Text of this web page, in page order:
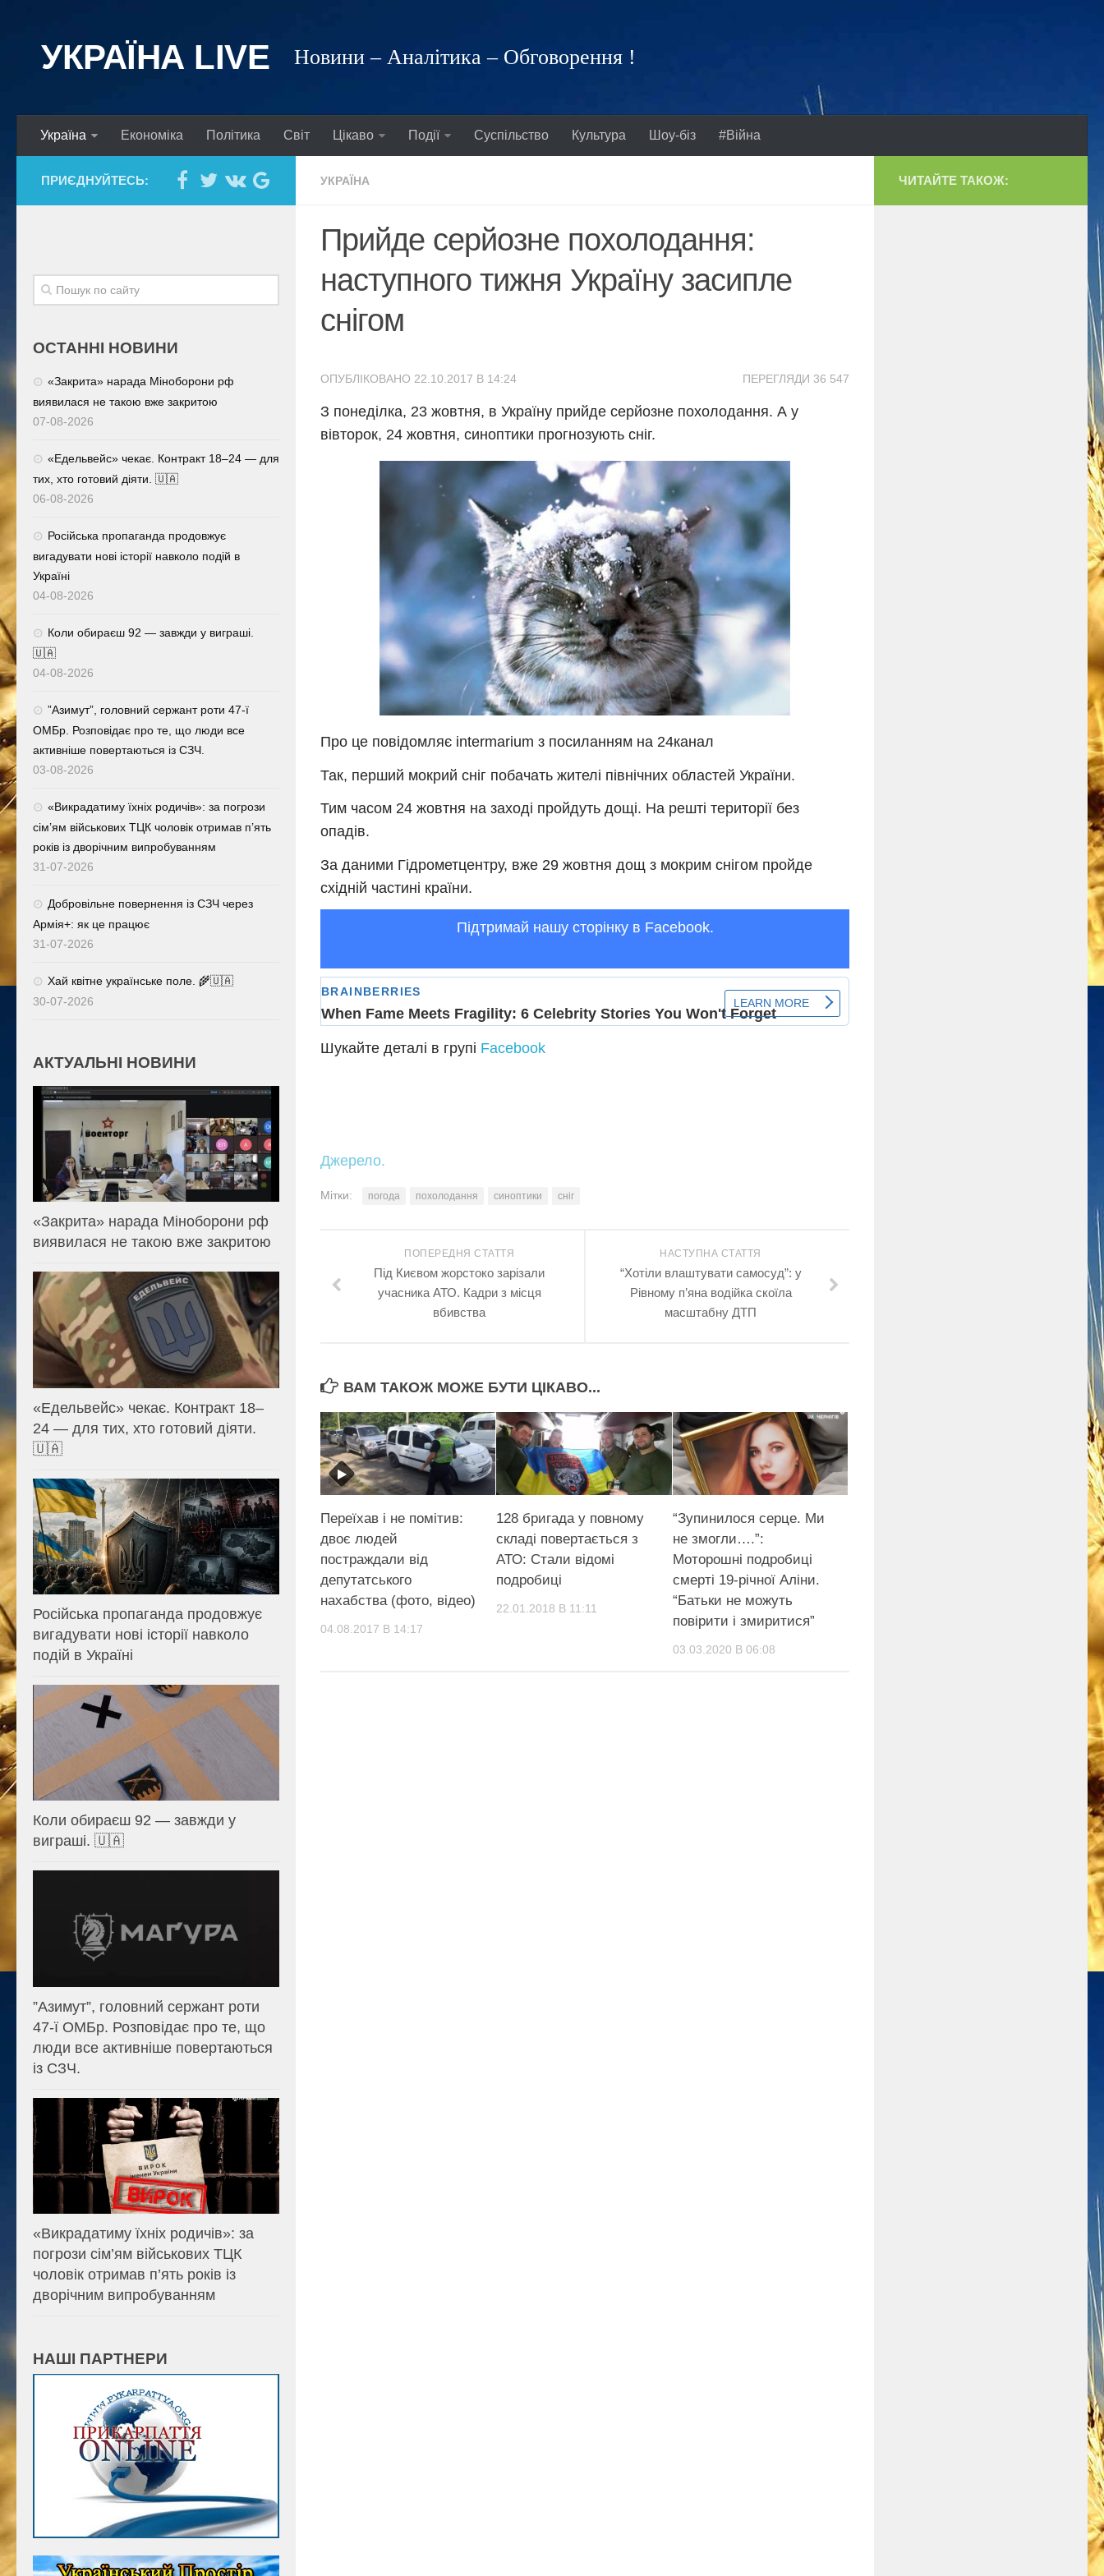
УКРАЇНА LIVE Новини – Аналітика – Обговорення !
Україна Економіка Політика Світ Цікаво Події Суспільство Культура Шоу-біз #Війна
УКРАЇНА
Прийде серйозне похолодання:
наступного тижня Україну засипле
снігом
ПЕРЕГЛЯДИ 36 547
ОПУБЛІКОВАНО 22.10.2017 В 14:24
З понеділка, 23 жовтня, в Україну прийде серйозне похолодання. А у
вівторок, 24 жовтня, синоптики прогнозують сніг.
Про це повідомляє intermarium з посиланням на 24канал
Так, перший мокрий сніг побачать жителі північних областей України.
Тим часом 24 жовтня на заході пройдуть дощі. На решті території без
опадів.
За даними Гідрометцентру, вже 29 жовтня дощ з мокрим снігом пройде
східній частині країни.
Підтримай нашу сторінку в Facebook.
Шукайте деталі в групі Facebook
Джерело.
Мітки: погода похолодання синоптики сніг
НАСТУПНА СТАТТЯ
“Хотіли влаштувати самосуд”: у
Рівному п’яна водійка скоїла
масштабну ДТП
ПОПЕРЕДНЯ СТАТТЯ
Під Києвом жорстоко зарізали
учасника АТО. Кадри з місця
вбивства
ВАМ ТАКОЖ МОЖЕ БУТИ ЦІКАВО...
Переїхав і не помітив:
двоє людей
постраждали від
депутатського
нахабства (фото, відео)
04.08.2017 В 14:17
128 бригада у повному
складі повертається з
АТО: Стали відомі
подробиці
22.01.2018 В 11:11
“Зупинилося серце. Ми
не змогли….”:
Моторошні подробиці
смерті 19-річної Аліни.
“Батьки не можуть
повірити і змиритися”
03.03.2020 В 06:08
ПРИЄДНУЙТЕСЬ:
ОСТАННІ НОВИНИ
«Закрита» нарада Міноборони рф
виявилася не такою вже закритою
07-08-2026
«Едельвейс» чекає. Контракт 18–24 — для
тих, хто готовий діяти. 🇺🇦
06-08-2026
Російська пропаганда продовжує
вигадувати нові історії навколо подій в
Україні
04-08-2026
Коли обираєш 92 — завжди у виграші.
🇺🇦
04-08-2026
⁨”Азимут”, головний сержант роти 47-ї
ОМБр. Розповідає про те, що люди все
активніше повертаються із СЗЧ.
03-08-2026
«Викрадатиму їхніх родичів»: за погрози
сім’ям військових ТЦК чоловік отримав п’ять
років із дворічним випробуванням
31-07-2026
Добровільне повернення із СЗЧ через
Армія+: як це працює
31-07-2026
Хай квітне українське поле. 🌾🇺🇦
30-07-2026
АКТУАЛЬНІ НОВИНИ
«Закрита» нарада Міноборони рф
виявилася не такою вже закритою
«Едельвейс» чекає. Контракт 18–
24 — для тих, хто готовий діяти.
🇺🇦
Російська пропаганда продовжує
вигадувати нові історії навколо
подій в Україні
Коли обираєш 92 — завжди у
виграші. 🇺🇦
⁨”Азимут”, головний сержант роти
47-ї ОМБр. Розповідає про те, що
люди все активніше повертаються
із СЗЧ.
«Викрадатиму їхніх родичів»: за
погрози сім’ям військових ТЦК
чоловік отримав п’ять років із
дворічним випробуванням
НАШІ ПАРТНЕРИ
ЧИТАЙТЕ ТАКОЖ: